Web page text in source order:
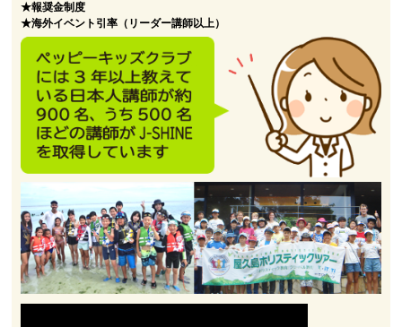
★報奨金制度
★海外イベント引率（リーダー講師以上）